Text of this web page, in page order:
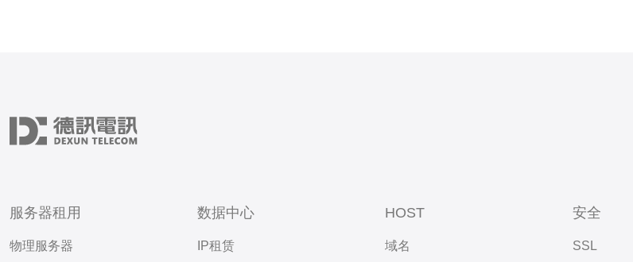
服务器租用
物理服务器
数据中心
IP租赁
HOST
域名
安全
SSL